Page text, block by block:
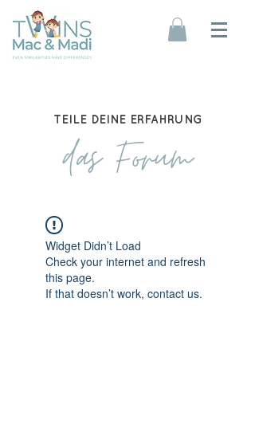
TEILE DEINE ERFAHRUNG
das Forum
Widget Didn’t Load
Check your internet and refresh
this page.
If that doesn’t work, contact us.